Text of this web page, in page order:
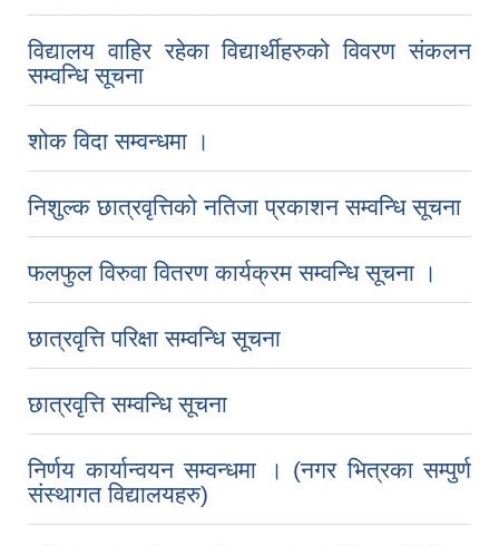
विद्यालय वाहिर रहेका विद्यार्थीहरुको विवरण संकलन
सम्वन्धि सूचना
शोक विदा सम्वन्धमा ।
निशुल्क छात्रवृत्तिको नतिजा प्रकाशन सम्वन्धि सूचना
फलफुल विरुवा वितरण कार्यक्रम सम्वन्धि सूचना ।
छात्रवृत्ति परिक्षा सम्वन्धि सूचना
छात्रवृत्ति सम्वन्धि सूचना
निर्णय कार्यान्वयन सम्वन्धमा । (नगर भित्रका सम्पुर्ण
संस्थागत विद्यालयहरु)